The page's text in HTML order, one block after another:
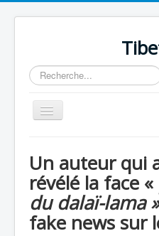
Rechercher
Basculer
la
Un auteur qui
révélé la face «
du dalaï-lama »
fake news sur